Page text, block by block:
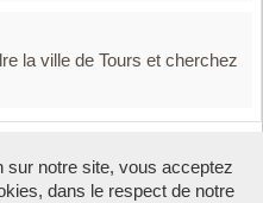
la ville de Tours et cherchez
2016 -Contact -Mentions legales
sur notre site, vous acceptez
dans le respect de notre